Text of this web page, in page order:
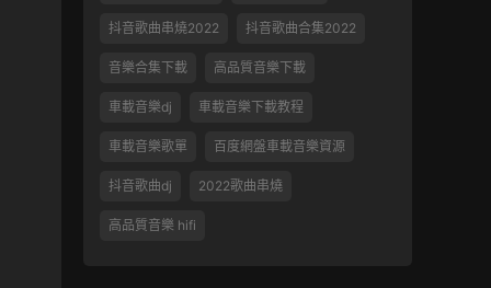
抖音歌曲串燒2022 抖音歌曲合集2022
音樂合集下載 高品質音樂下載
車載音樂dj 車載音樂下載教程
車載音樂歌單 百度網盤車載音樂資源
抖音歌曲dj 2022歌曲串燒
高品質音樂 hifi